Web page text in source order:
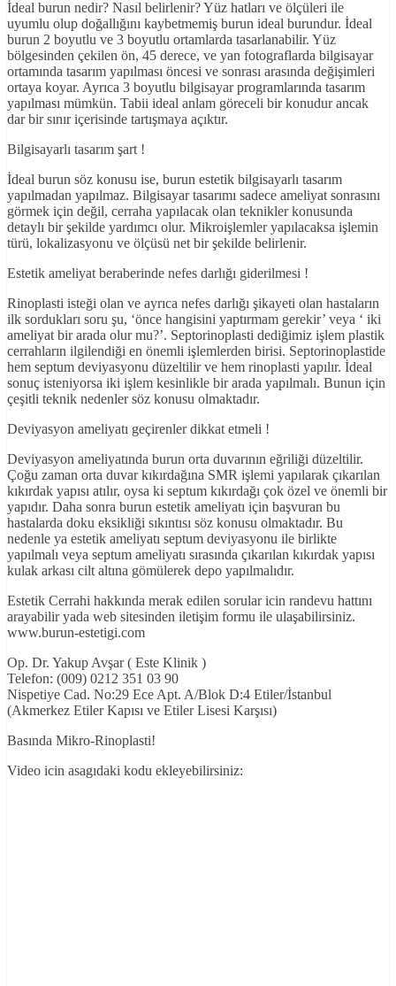
İdeal burun nedir? Nasıl belirlenir? Yüz hatları ve ölçüleri ile
uyumlu olup doğallığını kaybetmemiş burun ideal burundur. İdeal
burun 2 boyutlu ve 3 boyutlu ortamlarda tasarlanabilir. Yüz
bölgesinden çekilen ön, 45 derece, ve yan fotograflarda bilgisayar
ortamında tasarım yapılması öncesi ve sonrası arasında değişimleri
ortaya koyar. Ayrıca 3 boyutlu bilgisayar programlarında tasarım
yapılması mümkün. Tabii ideal anlam göreceli bir konudur ancak
dar bir sınır içerisinde tartışmaya açıktır.
Bilgisayarlı tasarım şart !
İdeal burun söz konusu ise, burun estetik bilgisayarlı tasarım
yapılmadan yapılmaz. Bilgisayar tasarımı sadece ameliyat sonrasını
görmek için değil, cerraha yapılacak olan teknikler konusunda
detaylı bir şekilde yardımcı olur. Mikroişlemler yapılacaksa işlemin
türü, lokalizasyonu ve ölçüsü net bir şekilde belirlenir.
Estetik ameliyat beraberinde nefes darlığı giderilmesi !
Rinoplasti isteği olan ve ayrıca nefes darlığı şikayeti olan hastaların
ilk sordukları soru şu, ‘önce hangisini yaptırmam gerekir’ veya ‘ iki
ameliyat bir arada olur mu?’. Septorinoplasti dediğimiz işlem plastik
cerrahların ilgilendiği en önemli işlemlerden birisi. Septorinoplastide
hem septum deviyasyonu düzeltilir ve hem rinoplasti yapılır. İdeal
sonuç isteniyorsa iki işlem kesinlikle bir arada yapılmalı. Bunun için
çeşitli teknik nedenler söz konusu olmaktadır.
Deviyasyon ameliyatı geçirenler dikkat etmeli !
Deviyasyon ameliyatında burun orta duvarının eğriliği düzeltilir.
Çoğu zaman orta duvar kıkırdağına SMR işlemi yapılarak çıkarılan
kıkırdak yapısı atılır, oysa ki septum kıkırdağı çok özel ve önemli bir
yapıdır. Daha sonra burun estetik ameliyatı için başvuran bu
hastalarda doku eksikliği sıkıntısı söz konusu olmaktadır. Bu
nedenle ya estetik ameliyatı septum deviyasyonu ile birlikte
yapılmalı veya septum ameliyatı sırasında çıkarılan kıkırdak yapısı
kulak arkası cilt altına gömülerek depo yapılmalıdır.
Estetik Cerrahi hakkında merak edilen sorular icin randevu hattını
arayabilir yada web sitesinden iletişim formu ile ulaşabilirsiniz.
www.burun-estetigi.com
Op. Dr. Yakup Avşar ( Este Klinik )
Telefon: (009) 0212 351 03 90
Nispetiye Cad. No:29 Ece Apt. A/Blok D:4 Etiler/İstanbul
(Akmerkez Etiler Kapısı ve Etiler Lisesi Karşısı)
Basında Mikro-Rinoplasti!
Video icin asagıdaki kodu ekleyebilirsiniz: